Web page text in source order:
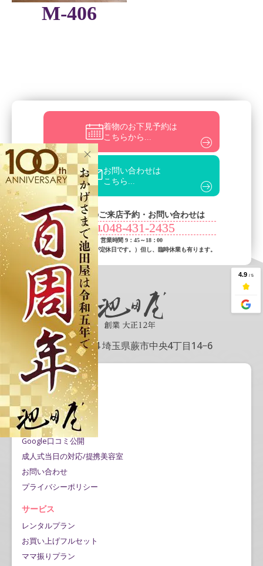
M-406
着物のお下見予約は
こちらから...
お問い合わせは
こちら...
お電話でのご来店予約・お問い合わせは
Tel.048-431-2435
営業時間 9：45～18：00
（火曜日・水曜日が定休日です。） 但し、臨時休業も有ります。
〒335-0004 埼玉県蕨市中央4丁目14−6
会社情報
会社概要
アクセス情報
記事一覧
Google口コミ公開
成人式当日の対応/提携美容室
お問い合わせ
プライバシーポリシー
サービス
レンタルプラン
お買い上げフルセット
ママ振りプラン